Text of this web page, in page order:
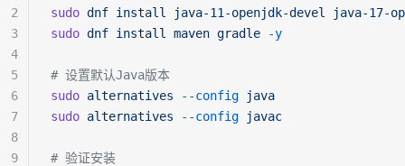
sudo dnf install java-11-openjdk-devel
java-17-
sudo dnf install maven gradle -y
# 设置默认Java版本
sudo alternatives --config java
sudo alternatives --config javac
# 验证安装
2
3
4
5
6
7
8
9